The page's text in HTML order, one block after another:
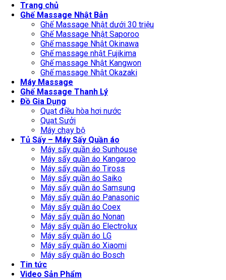
Trang chủ
Ghế Massage Nhật Bản
Ghế Massage Nhật dưới 30 triệu
Ghế Massage Nhật Saporoo
Ghế massage Nhật Okinawa
Ghế massage nhật Fujikima
Ghế massage Nhật Kangwon
Ghế massage Nhật Okazaki
Máy Massage
Ghế Massage Thanh Lý
Đồ Gia Dụng
Quạt điều hòa hơi nước
Quạt Sưởi
Máy chạy bộ
Tủ Sấy – Máy Sấy Quần áo
Máy sấy quần áo Sunhouse
Máy sấy quần áo Kangaroo
Máy sấy quần áo Tiross
Máy sấy quần áo Saiko
Máy sấy quần áo Samsung
Máy sấy quần áo Panasonic
Máy sấy quần áo Coex
Máy sấy quần áo Nonan
Máy sấy quần áo Electrolux
Máy sấy quần áo LG
Máy sấy quần áo Xiaomi
Máy sấy quần áo Bosch
Tin tức
Video Sản Phẩm